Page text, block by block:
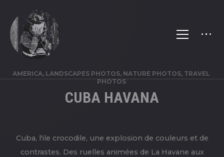
AMERICA, LANDSCAPES PHOTOS, NATURE PHOTOS, TRAVEL
PHOTOS
CUBA HAVANA
Cuba, l'ile crocodile, une explosion de couleurs et de
contrastes. Des ruelles animées de La Havane aux